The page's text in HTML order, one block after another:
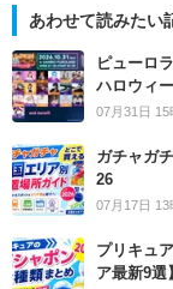
あわせて読みたい
ピューロ
ハロウィ
07月31日 15
ガチャガ
26
07月17日 13
プリキュ
ア最新9選】